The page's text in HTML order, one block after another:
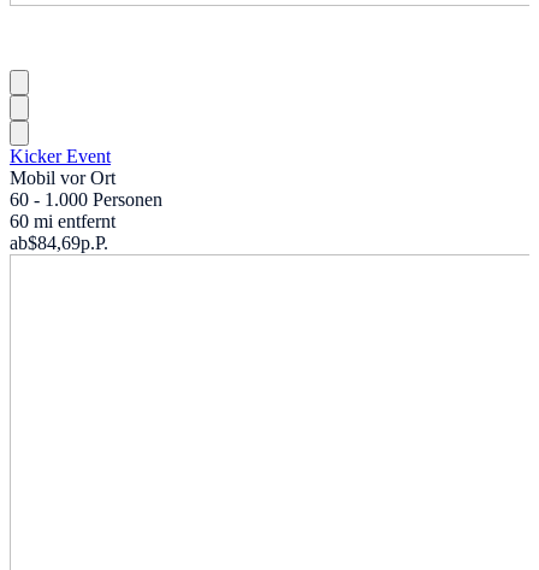
Kicker Event
Mobil vor Ort
60 - 1.000 Personen
60 mi entfernt
ab$84,69p.P.